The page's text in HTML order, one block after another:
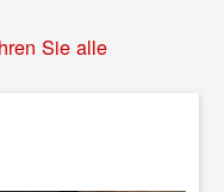
Sie alle